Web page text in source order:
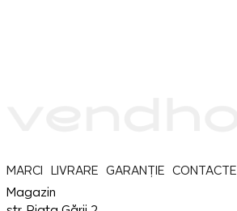
MARCI LIVRARE GARANȚIE
CONTACTE
Magazin